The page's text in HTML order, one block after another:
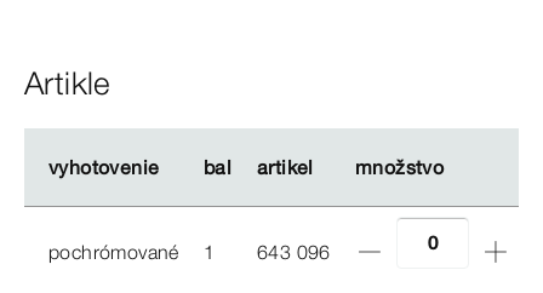
Artikle
vyhotovenie bal artikel množstvo
vyhotovenie bal artikel množstvo
pochrómované 1 643 096